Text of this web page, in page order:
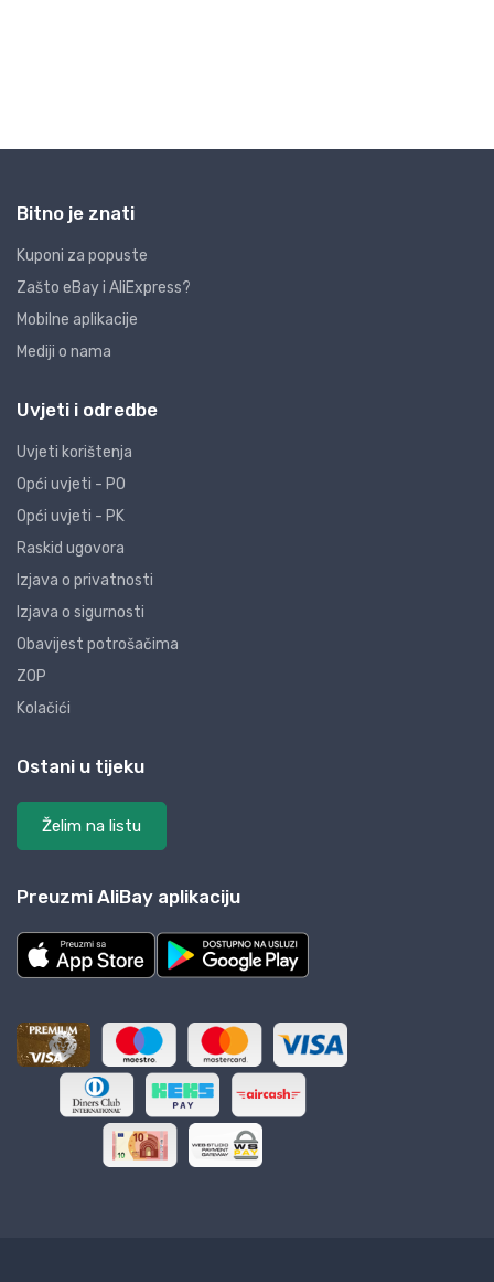
Bitno je znati
Kuponi za popuste
Zašto eBay i AliExpress?
Mobilne aplikacije
Mediji o nama
Uvjeti i odredbe
Uvjeti korištenja
Opći uvjeti - PO
Opći uvjeti - PK
Raskid ugovora
Izjava o privatnosti
Izjava o sigurnosti
Obavijest potrošačima
ZOP
Kolačići
Ostani u tijeku
Želim na listu
Preuzmi AliBay aplikaciju